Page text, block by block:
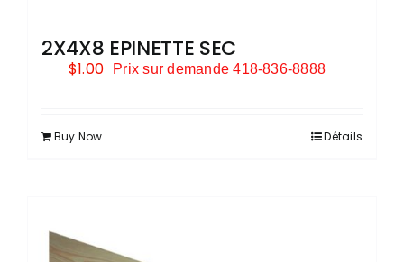
2X4X8 EPINETTE SEC
$1.00 Prix sur demande 418-836-8888
Buy Now Détails